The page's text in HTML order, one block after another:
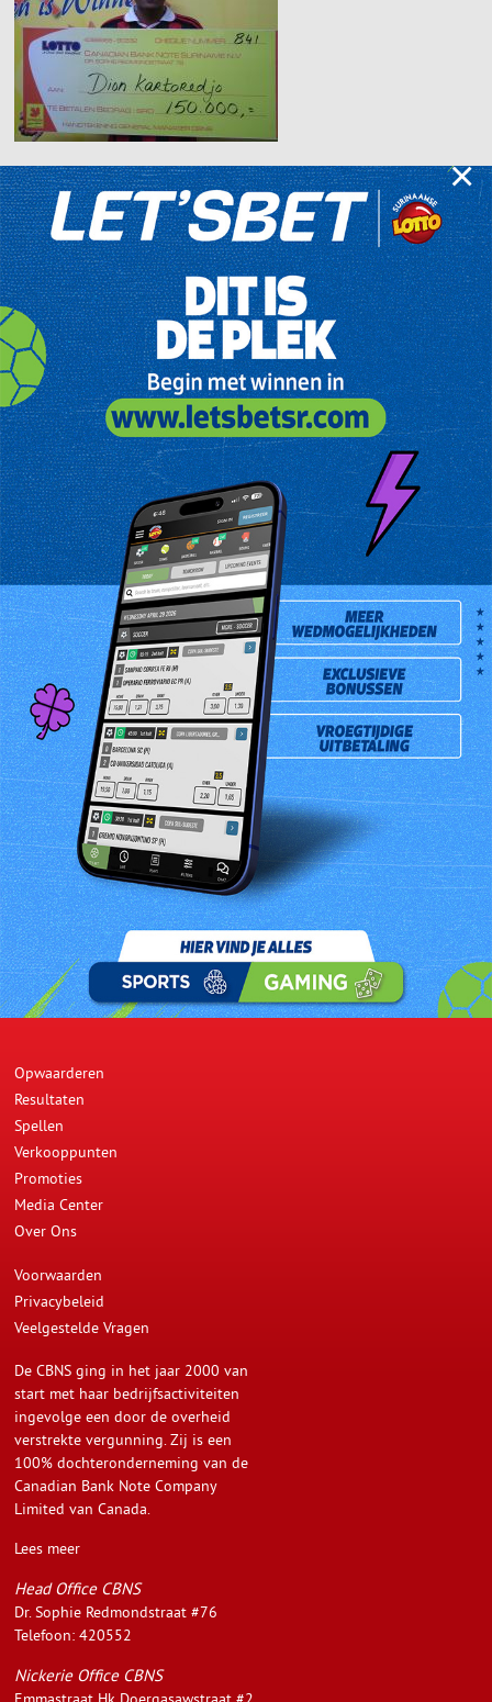
De heer Dion Kartoredjo is de gelukkige 841ste winnaar van
woensdag 29 december 2010. Hij is 28 jaar en is vader van 2
kinderen. Hij koos voor deze trekking zijn eigencombinatie bij
Sunflower Supermarkt aan de Zonnebloemstraat 3. Aan de hand
van de trekkingsresultaten was hij er achter gekomen dat hij een
Jackpot van SRD 150.000,- had gewonnen. De heer Kartoredjo was
verrast en blij met de ontdekking. Hij heeft besloten het geld
voorlopig op zijn rekening te storten.
511de Jackpot levert de 840ste Jackpotwinnaar op.
Deze wint SRD 250.000,-
De heer Radjen Bhagoe is de gelukkige 840ste Jackpotwinnaar
van woensdag 22 december 2010. Hij is 46 jaar, getrouwd en is
vader van 1 kind. De heer Bhagoe koos voor een quick pick bij
Zhen Supermarkt aan de Meerzorgweg 36 b. Hij ging bij Zheng
Supermarkt om zijn lot te controleren en ondekte dat hij de
Jackpotwinnaar was. Vol vreugde in zijn hart belde hij naar huis
om hun het uitstekend nieuws te vertellen. De heer Bhagoe is van
plan met het geld al zijn schulden af te lossen. Zijn dochter
Khaminie Bhagoe nam voor hem de cheque in ontvangst.
Prev
Next
Opwaarderen
Resultaten
Spellen
Verkooppunten
Promoties
Media Center
Over Ons
Voorwaarden
Privacybeleid
Veelgestelde Vragen
De CBNS ging in het jaar 2000 van
start met haar bedrijfsactiviteiten
ingevolge een door de overheid
verstrekte vergunning. Zij is een
100% dochteronderneming van de
Canadian Bank Note Company
Limited van Canada.
Lees meer
Head Office CBNS
Dr. Sophie Redmondstraat #76
Telefoon: 420552
Nickerie Office CBNS
×